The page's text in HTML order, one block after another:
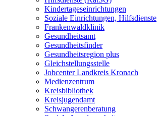
Kindertageseinrichtungen
Soziale Einrichtungen, Hilfsdienste
Frankenwaldklinik
Gesundheitsamt
Gesundheitsfinder
Gesundheitsregion plus
Gleichstellungsstelle
Jobcenter Landkreis Kronach
Medienzentrum
Kreisbibliothek
Kreisjugendamt
Schwangerenberatung